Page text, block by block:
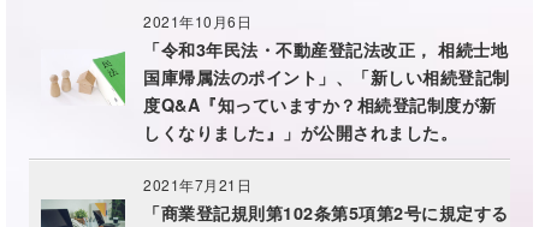
2021年10月6日
「令和3年民法・不動産登記法改正， 相続士地
国庫帰属法のポイント」、「新しい相続登記制
度Q&A『知っていますか？相続登記制度が新
しくなりました』」が公開されました。
2021年7月21日
「商業登記規則第102条第5項第2号に規定する